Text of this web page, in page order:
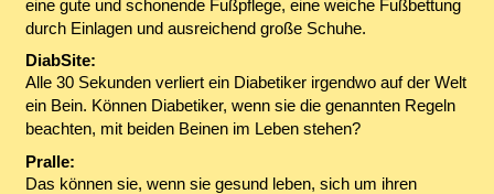
eine gute und schonende Fußpflege, eine weiche Fußbettung
durch Einlagen und ausreichend große Schuhe.
DiabSite:
Alle 30 Sekunden verliert ein Diabetiker irgendwo auf der Welt
ein Bein. Können Diabetiker, wenn sie die genannten Regeln
beachten, mit beiden Beinen im Leben stehen?
Pralle:
Das können sie, wenn sie gesund leben, sich um ihren